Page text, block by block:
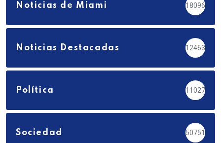
Noticias de Miami 18096
Noticias Destacadas 12463
Política 11027
Sociedad 50751